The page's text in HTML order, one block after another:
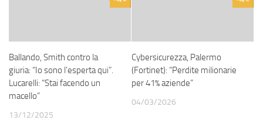
Ballando, Smith contro la
giuria: “Io sono l’esperta qui”.
Lucarelli: “Stai facendo un
macello”
13/12/2025
Cybersicurezza, Palermo
(Fortinet): “Perdite milionarie
per 41% aziende”
04/03/2026